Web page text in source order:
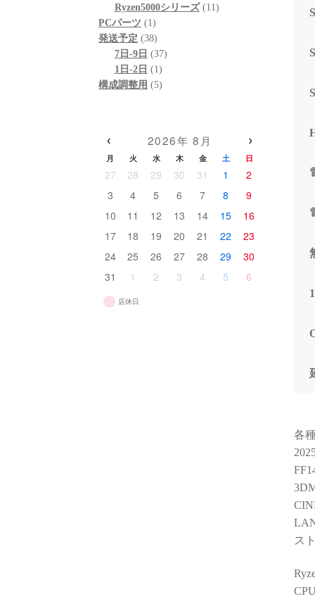
各
ス
商
品
の
Ryzen5000シリーズ 1111
PCパーツ 11
個
の
商
品
発送予定 3838
個
の
商
7日-9日 3737
1日-2日 11
個
構成調整用 55
品
‹ 2026年 8月 ›
月 火 水 木 金 土 日
27 28 29 30 31 1
2
3
4 5 6 7 8
9
10
11 12 13 14 15
16
17
18 19 20 21 22
23
24
25 26 27 28 29
30
31
1 2 3 4 5 6
店休日